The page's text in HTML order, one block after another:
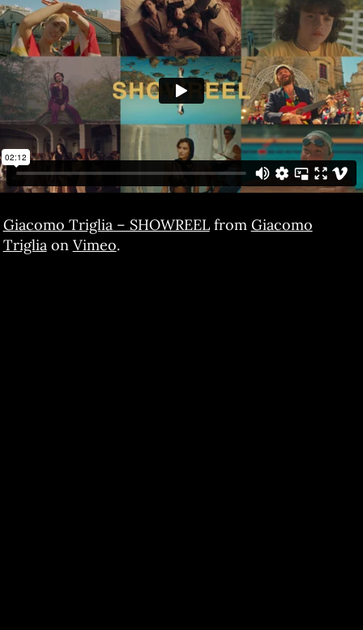
Giacomo Triglia – SHOWREELfrom Giacomo
Trigliaon Vimeo.